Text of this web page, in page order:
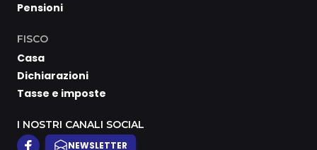
Pensioni
FISCO
Casa
Dichiarazioni
Tasse e imposte
I NOSTRI CANALI SOCIAL
NEWSLETTER